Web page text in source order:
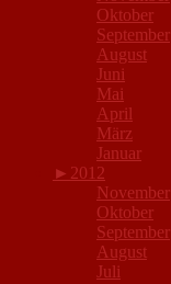
Oktober
September
August
Juni
Mai
April
März
Januar
► 2012
November
Oktober
September
August
Juli